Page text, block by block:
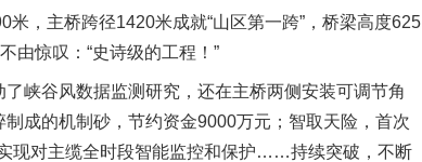
，主桥跨径1420米成就“山区第一跨”，桥梁高度625
由惊叹：“史诗级的工程！”
峡谷风数据监测研究，还在主桥两侧安装可调节角
成的机制砂，节约资金9000万元；智取天险，首次
现对主缆全时段智能监控和保护……持续突破，不断